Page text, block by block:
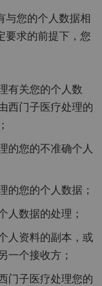
与您的个人数据相
要求的前提下，您
有关您的个人数
西门子医疗处理的
的您的不准确个人
的您的个人数据；
人数据的处理；
人资料的副本，或
一个接收方；
门子医疗处理您的